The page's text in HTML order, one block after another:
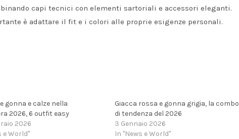
capi tecnici con elementi sartoriali e accessori eleganti.
è adattare il fit e i colori alle proprie esigenze personali.
gonna e calze nella
2026, 6 outfit easy
2026
e World"
Giacca rossa e gonna grigia, la combo
di tendenza del 2026
3 Gennaio 2026
In "News e World"